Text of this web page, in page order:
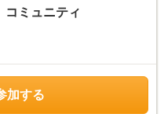
コミュニティ
加する